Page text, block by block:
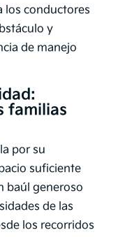
los conductores
y
de manejo
familias
por su
suficiente
baúl generoso
de las
los recorridos